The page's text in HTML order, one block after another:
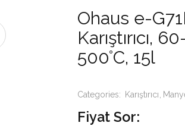
Ohaus e-
Karıştırıcı,
500°C, 15l
Categories: Karıştırıcı
Fiyat Sor: